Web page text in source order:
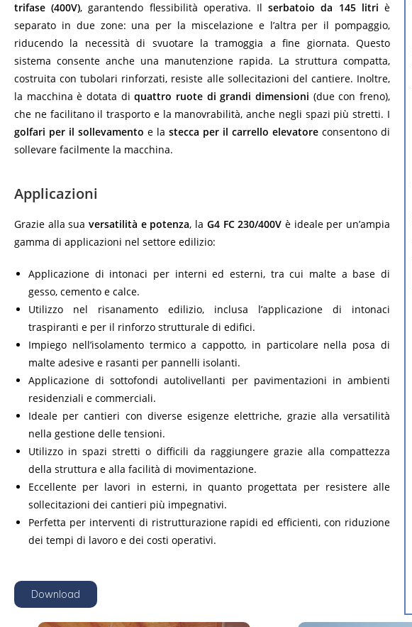
trifase (400V), garantendo flessibilità operativa. Ilserbatoio da 145 litri è
separato in due zone: una per la miscelazione e l’altra per il pompaggio,
riducendo la necessità di svuotare la tramoggia a fine giornata. Questo
sistema consente anche una manutenzione rapida. La struttura compatta,
costruita con tubolari rinforzati, resiste alle sollecitazioni del cantiere. Inoltre,
la macchina è dotata diquattro ruote di grandi dimensioni (due con freno),
che ne facilitano il trasporto e la manovrabilità, anche negli spazi più stretti. I
golfari per il sollevamento e la stecca per il carrello elevatore consentono di
sollevare facilmente la macchina.
Applicazioni
Grazie alla suaversatilità e potenza, la G4 FC 230/400V è ideale per un’ampia
gamma di applicazioni nel settore edilizio:
Applicazione di intonaci per interni ed esterni, tra cui malte a base di
gesso, cemento e calce.
Utilizzo nel risanamento edilizio, inclusa l’applicazione di intonaci
traspiranti e per il rinforzo strutturale di edifici.
Impiego nell’isolamento termico a cappotto, in particolare nella posa di
malte adesive e rasanti per pannelli isolanti.
Applicazione di sottofondi autolivellanti per pavimentazioni in ambienti
residenziali e commerciali.
Ideale per cantieri con diverse esigenze elettriche, grazie alla versatilità
nella gestione delle tensioni.
Utilizzo in spazi stretti o difficili da raggiungere grazie alla compattezza
della struttura e alla facilità di movimentazione.
Eccellente per lavori in esterni, in quanto progettata per resistere alle
sollecitazioni dei cantieri più impegnativi.
Perfetta per interventi di ristrutturazione rapidi ed efficienti, con riduzione
dei tempi di lavoro e dei costi operativi.
Download